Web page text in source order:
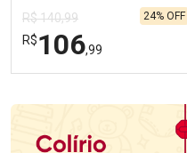
R$ 140,99
R$106,99
24% OFF